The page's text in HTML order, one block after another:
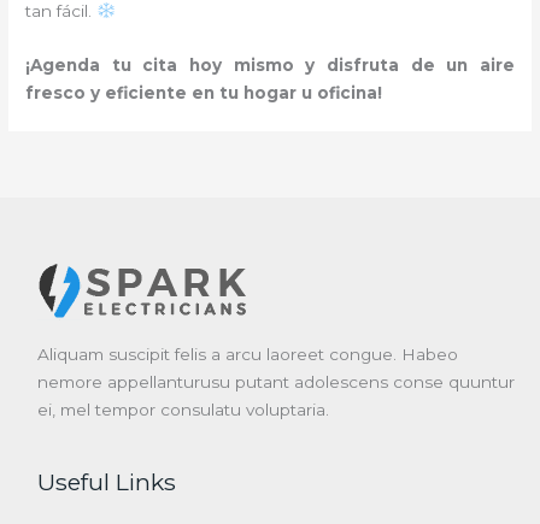
tan fácil.
¡Agenda tu cita hoy mismo y disfruta de un aire
fresco y eficiente en tu hogar u oficina!
Aliquam suscipit felis a arcu laoreet congue. Habeo
nemore appellanturusu putant adolescens conse quuntur
ei, mel tempor consulatu voluptaria.
Useful Links